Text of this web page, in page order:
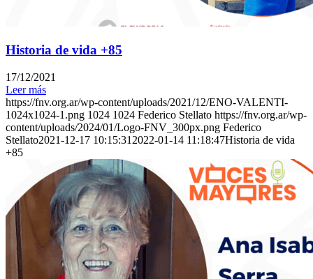
Historia de vida +85
17/12/2021
Leer más
https://fnv.org.ar/wp-content/uploads/2021/12/ENO-VALENTI-
1024x1024-1.png 1024 1024 Federico Stellato https://fnv.org.ar/wp-
content/uploads/2024/01/Logo-FNV_300px.png Federico
Stellato2021-12-17 10:15:31 2022-01-14 11:18:47Historia de vida
+85